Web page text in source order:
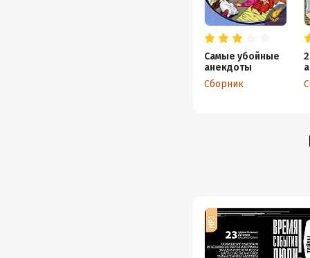
Самые убойные
анекдоты
Сборник